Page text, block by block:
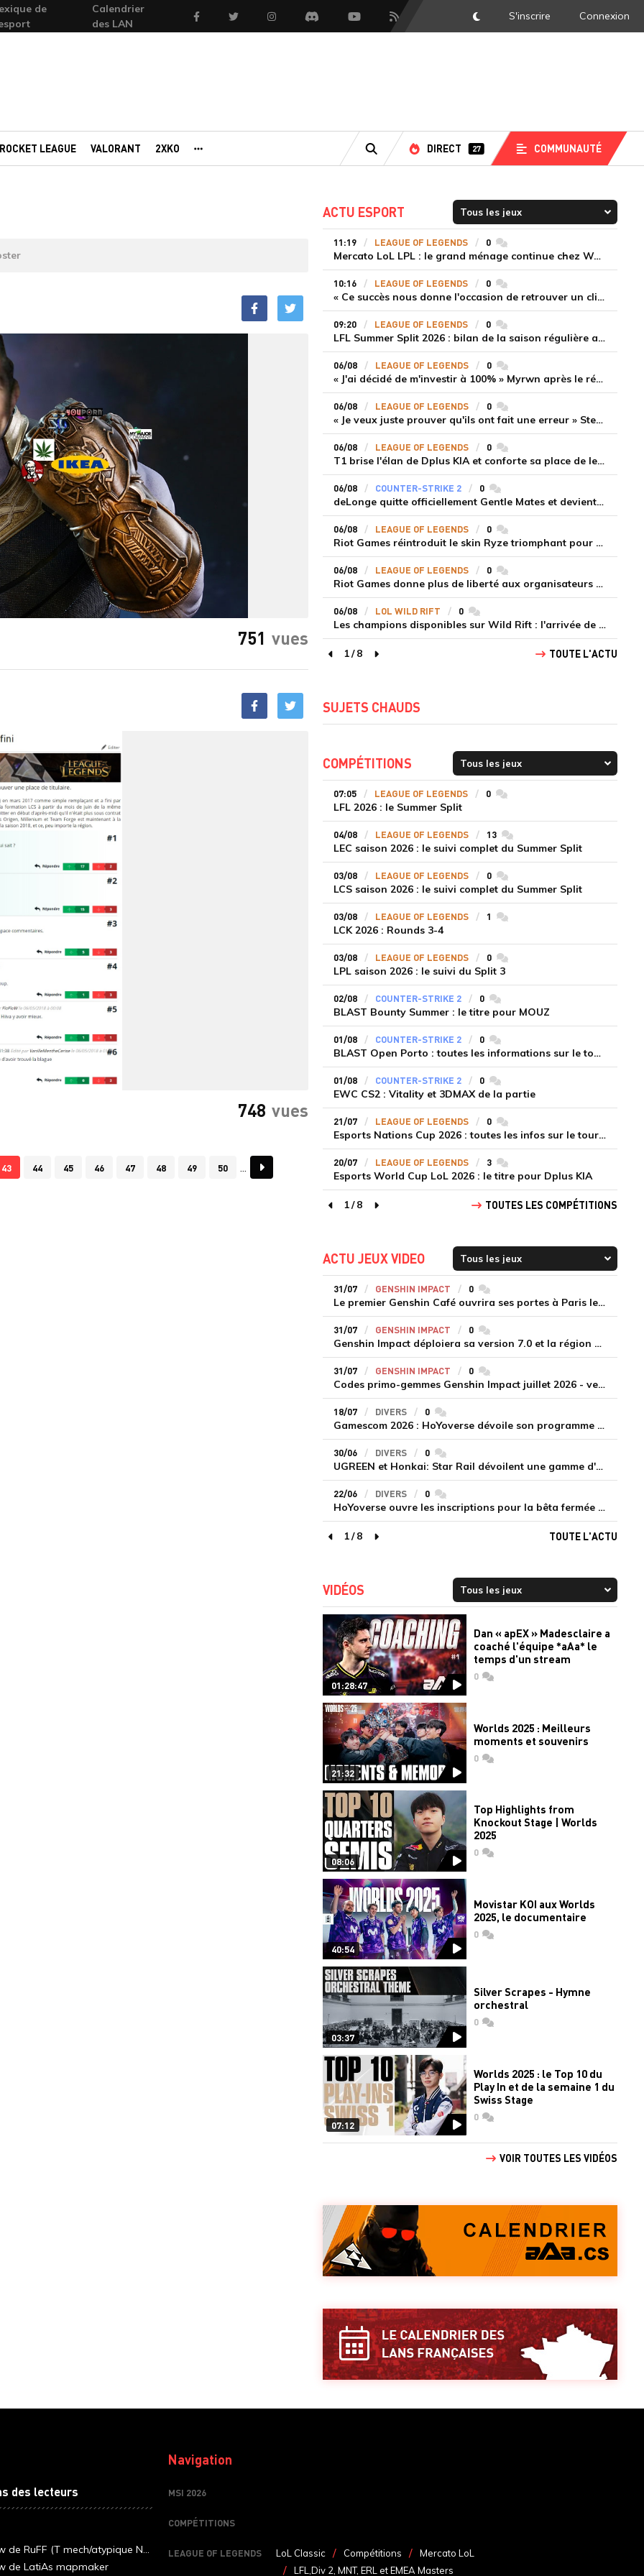
de
Calendrier
des LAN
FacebookTwitter InstagramDiscord YoutubeFlux RSS DarkMode
S'inscrire Connexion
ROCKET LEAGUE VALORANT 2XKO
RECHERCHE
DIRECT 27 COMMUNAUTÉ
FacebookTwitter
751 vues
FacebookTwitter
748 vues
43 44 45 46 47 48 49 50
ACTU ESPORT
11:19 LEAGUE OF LEGENDS 0commentaires
Mercato LoL LPL : le grand ménage continue chez Weibo Gaming, Jiejie quitte le navire au profit de Xiaohao
10:16 LEAGUE OF LEGENDS 0commentaires
« Ce succès nous donne l'occasion de retrouver un climat beaucoup plus positif » Ryu et Canyon soulagés après la victoire de Gen.G sur HLE
09:20 LEAGUE OF LEGENDS 0commentaires
LFL Summer Split 2026 : bilan de la saison régulière avec Solary en tête
06/08 LEAGUE OF LEGENDS 0commentaires
« J'ai décidé de m'investir à 100% » Myrwn après le réveil de Movistar KOI face à Fnatic
06/08 LEAGUE OF LEGENDS 0commentaires
« Je veux juste prouver qu'ils ont fait une erreur » Stend se confie sur son mercato chaotique et ses ambitions avec Shifters
06/08 LEAGUE OF LEGENDS 0commentaires
T1 brise l'élan de Dplus KIA et conforte sa place de leader en LCK 2026 Rounds 3-4
06/08 COUNTER-STRIKE 2 0commentaires
deLonge quitte officiellement Gentle Mates et devient agent libre
06/08 LEAGUE OF LEGENDS 0commentaires
Riot Games réintroduit le skin Ryze triomphant pour récompenser la scène amateur
06/08 LEAGUE OF LEGENDS 0commentaires
Riot Games donne plus de liberté aux organisateurs de tournois locaux sur League of Legends
06/08 LOL WILD RIFT 0commentaires
Les champions disponibles sur Wild Rift : l'arrivée de Cho'Gath
page précédente
1/8
page suivante
TOUTE L'ACTU
SUJETS CHAUDS
COMPÉTITIONS
07:05 LEAGUE OF LEGENDS 0commentaires
LFL 2026 : le Summer Split
04/08 LEAGUE OF LEGENDS 13commentaires
LEC saison 2026 : le suivi complet du Summer Split
03/08 LEAGUE OF LEGENDS 0commentaires
LCS saison 2026 : le suivi complet du Summer Split
03/08 LEAGUE OF LEGENDS 1 commentaires
LCK 2026 : Rounds 3-4
03/08 LEAGUE OF LEGENDS 0commentaires
LPL saison 2026 : le suivi du Split 3
02/08 COUNTER-STRIKE 2 0commentaires
BLAST Bounty Summer : le titre pour MOUZ
01/08 COUNTER-STRIKE 2 0commentaires
BLAST Open Porto : toutes les informations sur le tournoi
01/08 COUNTER-STRIKE 2 0commentaires
EWC CS2 : Vitality et 3DMAX de la partie
21/07 LEAGUE OF LEGENDS 0commentaires
Esports Nations Cup 2026 : toutes les infos sur le tournoi
20/07 LEAGUE OF LEGENDS 3commentaires
Esports World Cup LoL 2026 : le titre pour Dplus KIA
page précédente
1/8
page suivante
TOUTES LES COMPÉTITIONS
ACTU JEUX VIDEO
31/07 GENSHIN IMPACT 0commentaires
Le premier Genshin Café ouvrira ses portes à Paris le 14 août
31/07 GENSHIN IMPACT 0commentaires
Genshin Impact déploiera sa version 7.0 et la région de Snezhnaya le 12 août
31/07 GENSHIN IMPACT 0commentaires
Codes primo-gemmes Genshin Impact juillet 2026 - version 7.0
18/07 DIVERS 0commentaires
Gamescom 2026 : HoYoverse dévoile son programme et présente deux nouveaux jeux inédits
30/06 DIVERS 0commentaires
UGREEN et Honkai: Star Rail dévoilent une gamme d'accessoires de recharge en édition limitée
22/06 DIVERS 0commentaires
HoYoverse ouvre les inscriptions pour la bêta fermée de Honkai : Nexus Anima
page précédente
1/8
page suivante
TOUTE L'ACTU
VIDÉOS
01:28:47
Dan « apEX » Madesclaire a
coaché l'équipe *aAa* le
temps d'un stream
0commentaires
21:32
Worlds 2025 : Meilleurs
moments et souvenirs
0commentaires
08:06
Top Highlights from
Knockout Stage | Worlds
2025
0commentaires
40:54
Movistar KOI aux Worlds
2025, le documentaire
0commentaires
03:37
Silver Scrapes - Hymne
orchestral
0commentaires
07:12
Worlds 2025 : le Top 10 du
Play In et de la semaine 1 du
Swiss Stage
0commentaires
VOIR TOUTES LES VIDÉOS
des lecteurs
de RuFF (T mech/atypique N...
de LatiAs mapmaker
Navigation
MSI 2026
COMPÉTITIONS
LEAGUE OF LEGENDS LoL Classic Compétitions
Mercato LoL
LFL,Div 2, MNT, ERL et EMEA Masters